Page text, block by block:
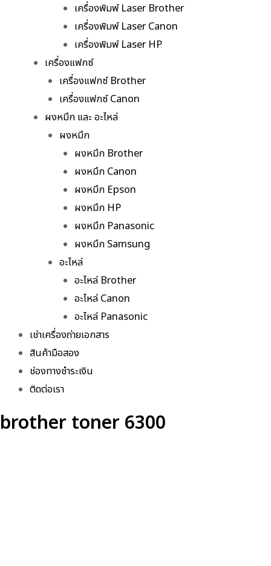
เครื่องพิมพ์ Laser Brother
เครื่องพิมพ์ Laser Canon
เครื่องพิมพ์ Laser HP
เครื่องแฟกซ์
เครื่องแฟกซ์ Brother
เครื่องแฟกซ์ Canon
ผงหมึก และ อะไหล่
ผงหมึก
ผงหมึก Brother
ผงหมึก Canon
ผงหมึก Epson
ผงหมึก HP
ผงหมึก Panasonic
ผงหมึก Samsung
อะไหล่
อะไหล่ Brother
อะไหล่ Canon
อะไหล่ Panasonic
เช่าเครื่องถ่ายเอกสาร
สินค้ามือสอง
ช่องทางชำระเงิน
ติดต่อเรา
brother toner 6300